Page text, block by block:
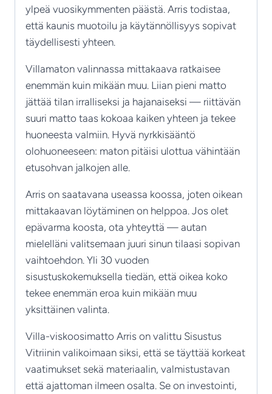
ylpeä vuosikymmenten päästä. Arris todistaa,
että kaunis muotoilu ja käytännöllisyys sopivat
täydellisesti yhteen.
Villamaton valinnassa mittakaava ratkaisee
enemmän kuin mikään muu. Liian pieni matto
jättää tilan irralliseksi ja hajanaiseksi — riittävän
suuri matto taas kokoaa kaiken yhteen ja tekee
huoneesta valmiin. Hyvä nyrkkisääntö
olohuoneeseen: maton pitäisi ulottua vähintään
etusohvan jalkojen alle.
Arris on saatavana useassa koossa, joten oikean
mittakaavan löytäminen on helppoa. Jos olet
epävarma koosta, ota yhteyttä — autan
mielelläni valitsemaan juuri sinun tilaasi sopivan
vaihtoehdon. Yli 30 vuoden
sisustuskokemuksella tiedän, että oikea koko
tekee enemmän eroa kuin mikään muu
yksittäinen valinta.
Villa-viskoosimatto Arris on valittu Sisustus
Vitriinin valikoimaan siksi, että se täyttää korkeat
vaatimukset sekä materiaalin, valmistustavan
että ajattoman ilmeen osalta. Se on investointi,